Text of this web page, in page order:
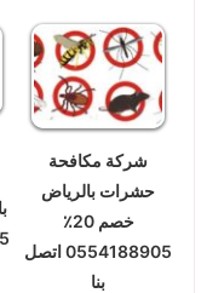
شركة مكافحة
حشرات بالرياض
خصم 20٪
0554188905 اتصل
بنا